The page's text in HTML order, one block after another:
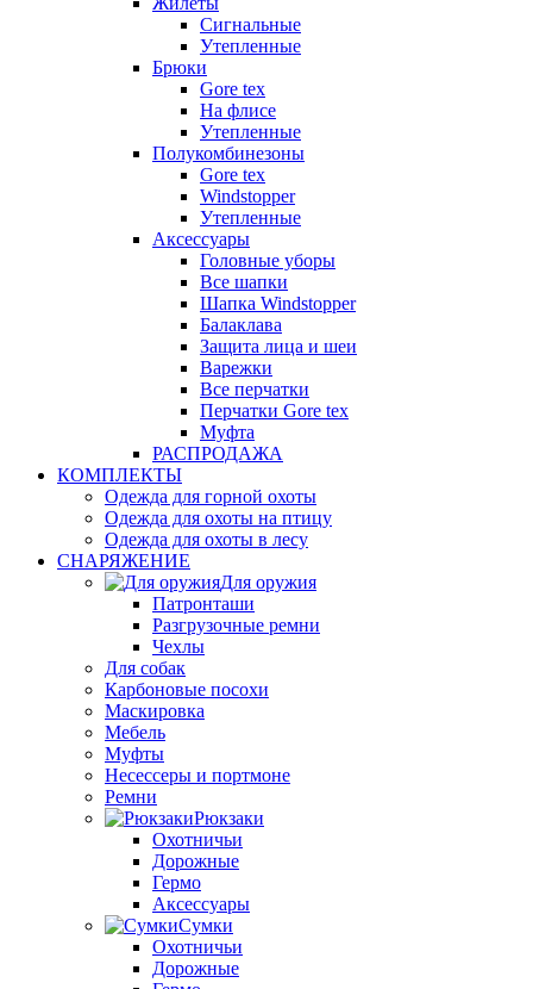
Сигнальные
Утепленные
Брюки
Gore tex
На флисе
Утепленные
Полукомбинезоны
Gore tex
Windstopper
Утепленные
Аксессуары
Головные уборы
Все шапки
Шапка Windstopper
Балаклава
Защита лица и шеи
Варежки
Все перчатки
Перчатки Gore tex
Муфта
РАСПРОДАЖА
КОМПЛЕКТЫ
Одежда для горной охоты
Одежда для охоты на птицу
Одежда для охоты в лесу
СНАРЯЖЕНИЕ
Для оружия
Патронташи
Разгрузочные ремни
Чехлы
Для собак
Карбоновые посохи
Маскировка
Мебель
Муфты
Несессеры и портмоне
Ремни
Рюкзаки
Охотничьи
Дорожные
Гермо
Аксессуары
Сумки
Охотничьи
Дорожные